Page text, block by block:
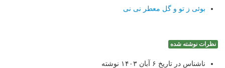
بوئی ز تو و گل معطر نی نی
نظرات نوشته شده
ناشناس در تاریخ ۶ آبان ۱۴۰۳ نوشته